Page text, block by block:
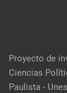
Proyecto de
Ciencias
Paulista -